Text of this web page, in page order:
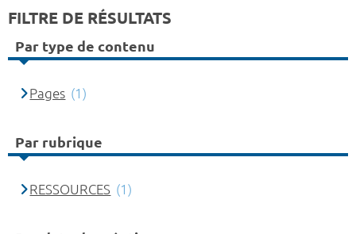
FILTRE DE RÉSULTATS
Par type de contenu
Pages (1)
Par rubrique
RESSOURCES (1)